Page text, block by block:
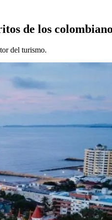
de los
del turismo.